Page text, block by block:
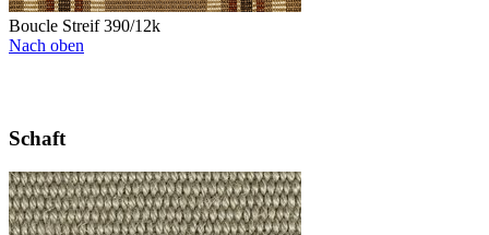
Boucle Streif 390/12k
Nach oben
Schaft